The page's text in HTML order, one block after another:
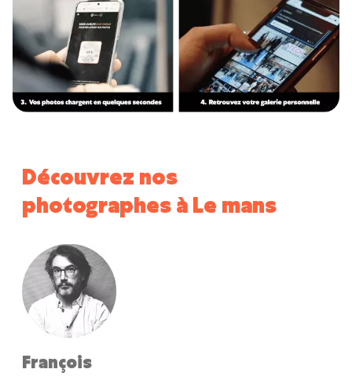
Découvrez nos
photographes à Le mans
François